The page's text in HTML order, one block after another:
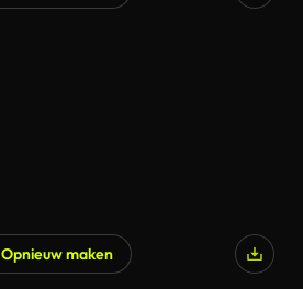
Opnieuw maken